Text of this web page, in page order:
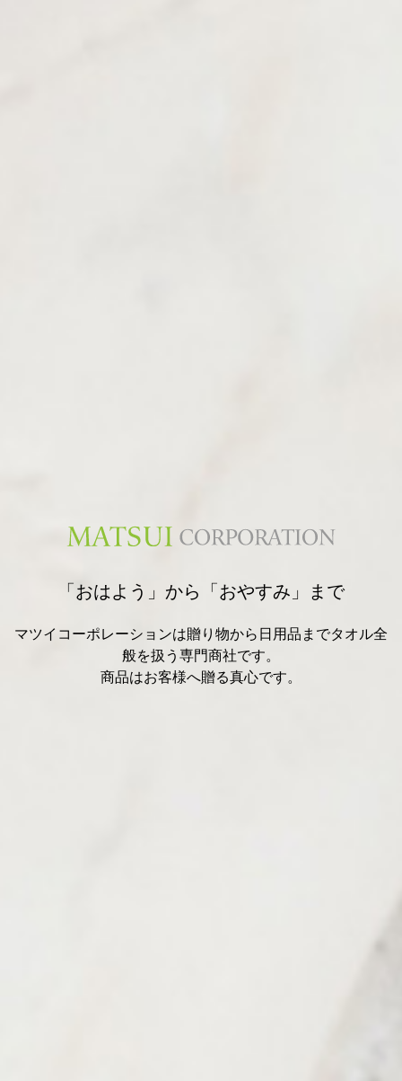
「おはよう」から「おやすみ」まで
マツイコーポレーションは贈り物から日用品までタオル全
般を扱う専門商社です。
商品はお客様へ贈る真心です。